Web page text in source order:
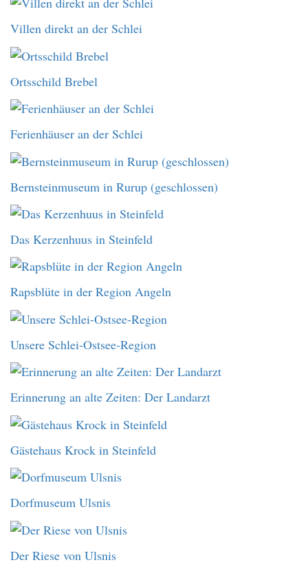
Villen direkt an der Schlei
Ortsschild Brebel
Ferienhäuser an der Schlei
Bernsteinmuseum in Rurup (geschlossen)
Das Kerzenhuus in Steinfeld
Rapsblüte in der Region Angeln
Unsere Schlei-Ostsee-Region
Erinnerung an alte Zeiten: Der Landarzt
Gästehaus Krock in Steinfeld
Dorfmuseum Ulsnis
Der Riese von Ulsnis